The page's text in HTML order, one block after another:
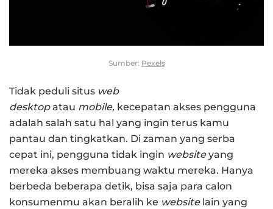
Sumber: Pexels
Tidak peduli situs web
desktopatau mobile, kecepatan akses pengguna
adalah salah satu hal yang ingin terus kamu
pantau dan tingkatkan. Di zaman yang serba
cepat ini, pengguna tidak ingin websiteyang
mereka akses membuang waktu mereka. Hanya
berbeda beberapa detik, bisa saja para calon
konsumenmu akan beralih ke websitelain yang